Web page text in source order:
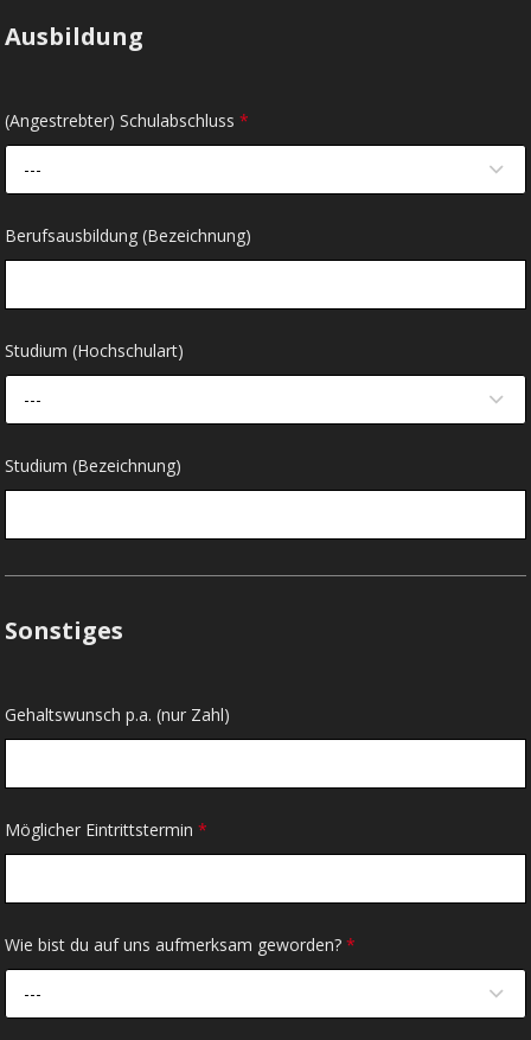
Ausbildung
(Angestrebter) Schulabschluss*
---
Berufsausbildung (Bezeichnung)
Studium (Hochschulart)
---
Studium (Bezeichnung)
Sonstiges
Gehaltswunsch p.a. (nur Zahl)
Möglicher Eintrittstermin*
Wie bist du auf uns aufmerksam geworden?*
---